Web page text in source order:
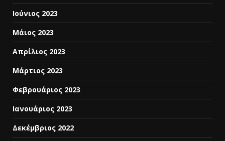
Ιούνιος 2023
Μάιος 2023
Απρίλιος 2023
Μάρτιος 2023
Φεβρουάριος 2023
Ιανουάριος 2023
Δεκέμβριος 2022